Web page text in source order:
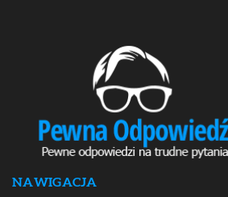
NAWIGACJA